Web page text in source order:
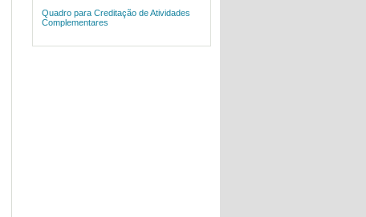
Quadro para Creditação de Atividades
Complementares